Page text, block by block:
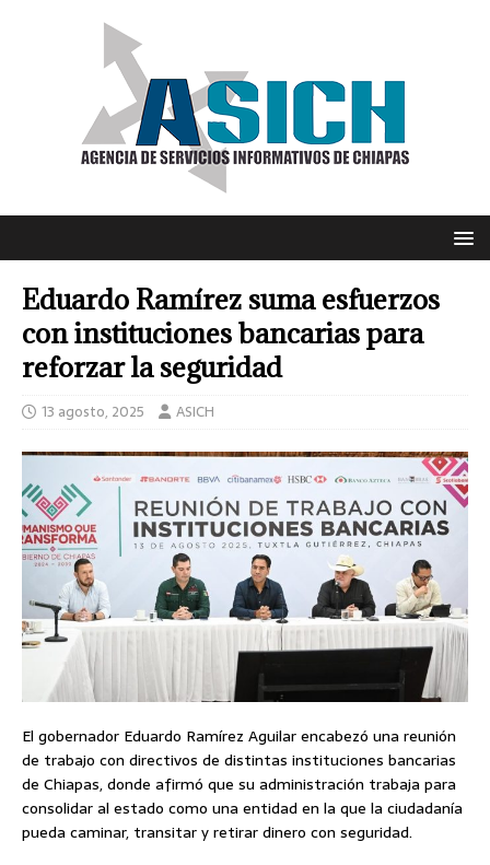
Eduardo Ramírez suma esfuerzos
con instituciones bancarias para
reforzar la seguridad
13 agosto, 2025 ASICH
El gobernador Eduardo Ramírez Aguilar encabezó una reunión
de trabajo con directivos de distintas instituciones bancarias
de Chiapas, donde afirmó que su administración trabaja para
consolidar al estado como una entidad en la que la ciudadanía
pueda caminar, transitar y retirar dinero con seguridad.